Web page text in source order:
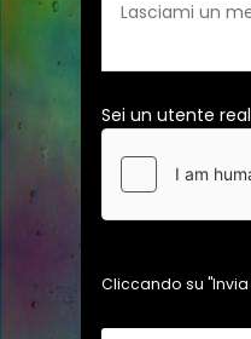
Sei un utente
Cliccando su